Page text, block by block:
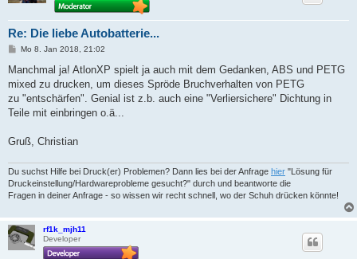
Re: Die liebe Autobatterie...
B
i
r
a
Mo 8. Jan 2018, 21:02
Manchmal ja! AtlonXP spielt ja auch mit dem Gedanken, ABS und PETG
mixed zu drucken, um dieses Spröde Bruchverhalten von PETG
zu "entschärfen". Genial ist z.b. auch eine "Verliersichere" Dichtung in
Teile mit einbringen o.ä...
Gruß, Christian
Du suchst Hilfe bei Druck(er) Problemen? Dann lies bei der Anfrage hier "Lösung für
Druckeinstellung/Hardwareprobleme gesucht?" durch und beantworte die
Fragen in deiner Anfrage - so wissen wir recht schnell, wo der Schuh drücken könnte!
rf1k_mjh11
Developer